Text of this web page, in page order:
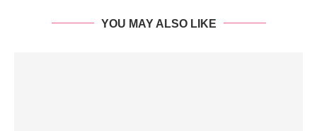
YOU MAY ALSO LIKE